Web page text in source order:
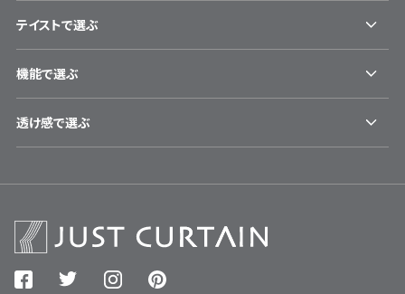
テイストで選ぶ
機能で選ぶ
透け感で選ぶ